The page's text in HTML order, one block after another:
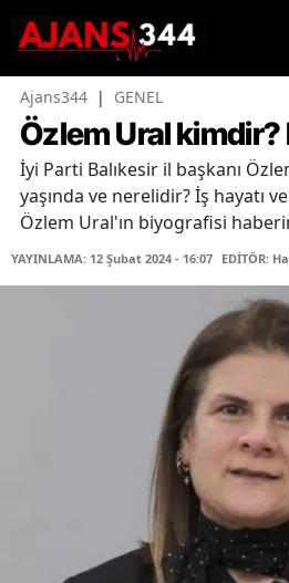
Ajans344 | GENEL
Özlem Ural kimdir?
İyi Parti Balıkesir il başkanı
yaşında ve nerelidir? İş hayatı
Özlem Ural'ın biyografisi
YAYINLAMA: 12 Şubat 2024 - 16:07 EDİTÖR: